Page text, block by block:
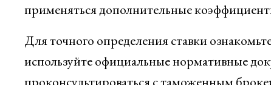
применяться дополнительные
Для точного определения ставки
используйте официальные нормативные